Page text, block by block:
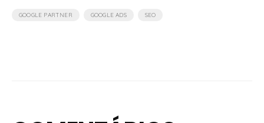
GOOGLE PARTNER GOOGLE ADS SEO